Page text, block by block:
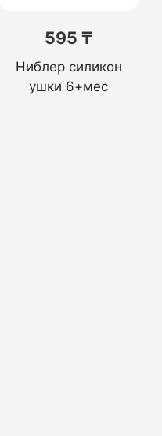
595 ₸
Ниблер силикон
ушки 6+мес